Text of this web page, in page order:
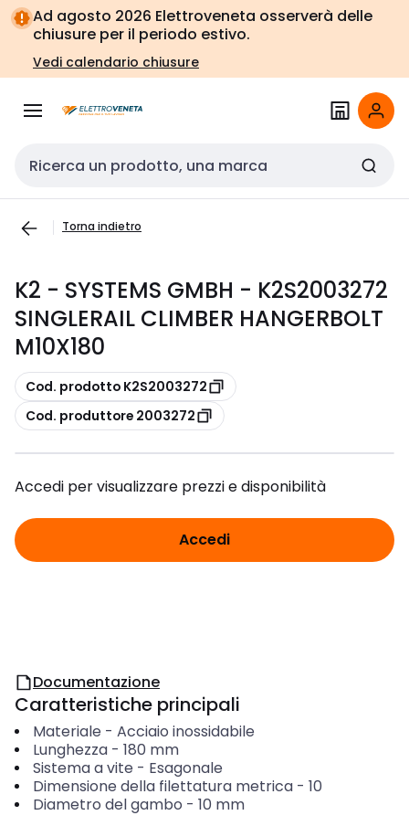
Vai alla
navigazione
Vai
alla
pagina
Ad agosto 2026 Elettroveneta osserverà delle
chiusure per il periodo estivo.
Vedi calendario chiusure
Cerca input
Torna indietro
K2 - SYSTEMS GMBH - K2S2003272
SINGLERAIL CLIMBER HANGERBOLT
M10X180
copia
Cod. prodotto K2S2003272
copia
Cod. produttore 2003272
Accedi per visualizzare prezzi e disponibilità
Accedi
Documentazione
Caratteristiche principali
Materiale - Acciaio inossidabile
Lunghezza- 180 mm
Sistema a vite - Esagonale
Dimensione della filettatura metrica- 10
Diametro del gambo - 10 mm